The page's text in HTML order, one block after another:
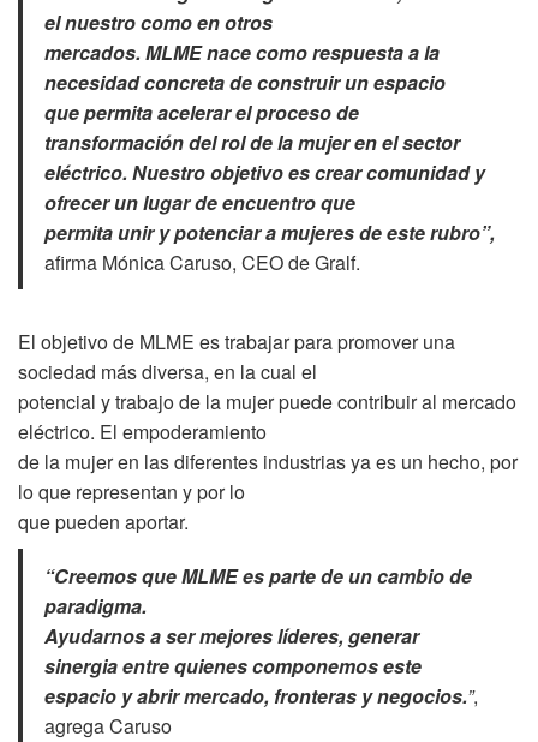
el nuestro como en otros
mercados. MLME nace como respuesta a la
necesidad concreta de construir un espacio
que permita acelerar el proceso de
transformación del rol de la mujer en el sector
eléctrico. Nuestro objetivo es crear comunidad y
ofrecer un lugar de encuentro que
permita unir y potenciar a mujeres de este rubro”,
afirma Mónica Caruso, CEO de Gralf.
El objetivo de MLME es trabajar para promover una
sociedad más diversa, en la cual el
potencial y trabajo de la mujer puede contribuir al mercado
eléctrico. El empoderamiento
de la mujer en las diferentes industrias ya es un hecho, por
lo que representan y por lo
que pueden aportar.
“Creemos que MLME es parte de un cambio de
paradigma.
Ayudarnos a ser mejores líderes, generar
sinergia entre quienes componemos este
espacio y abrir mercado, fronteras y negocios.”,
agrega Caruso